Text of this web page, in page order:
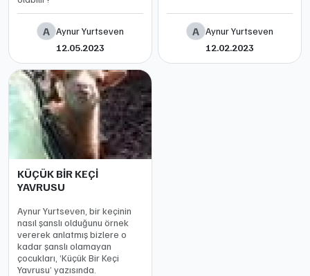
A Aynur Yurtseven
12.05.2023
A Aynur Yurtseven
12.02.2023
KÜÇÜK BİR KEÇİ
YAVRUSU
Aynur Yurtseven, bir keçinin
nasıl şanslı olduğunu örnek
vererek anlatmış bizlere o
kadar şanslı olamayan
çocukları, ‘Küçük Bir Keçi
Yavrusu’ yazısında.